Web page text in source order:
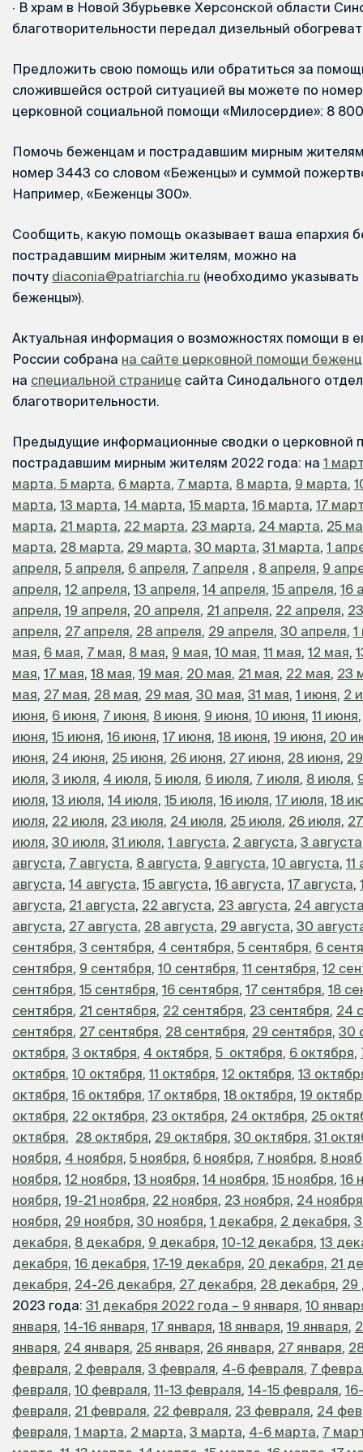
· В храм в Новой Збурьевке Херсонской области
благотворительности передал дизельный
Предложить свою помощь или обратиться за
сложившейся острой ситуацией вы можете по
церковной социальной помощи «Милосердие»: 8
Помочь беженцам и пострадавшим мирным
номер 3443 со словом «Беженцы» и суммой
Например, «Беженцы 300».
Сообщить, какую помощь оказывает ваша епархия
пострадавшим мирным жителям, можно на
почту diaconia@patriarchia.ru (необходимо
беженцы»).
Актуальная информация о возможностях помощи в
России собрана на сайте церковной помощи
на специальной странице сайта Синодального
благотворительности.
Предыдущие информационные сводки о церковной
пострадавшим мирным жителям 2022 года: на 1
марта, 5 марта, 6 марта, 7 марта, 8 марта, 9 марта,
марта, 13 марта, 14 марта, 15 марта, 16 марта, 17
марта, 21 марта, 22 марта, 23 марта, 24 марта, 25
марта, 28 марта, 29 марта, 30 марта, 31 марта, 1
апреля, 5 апреля, 6 апреля, 7 апреля , 8 апреля, 9
апреля, 12 апреля, 13 апреля, 14 апреля, 15 апреля, 16
апреля, 19 апреля, 20 апреля, 21 апреля, 22 апреля,
апреля, 27 апреля, 28 апреля, 29 апреля, 30 апреля, 1
мая, 6 мая, 7 мая, 8 мая, 9 мая, 10 мая, 11 мая, 12 мая,
мая, 17 мая, 18 мая, 19 мая, 20 мая, 21 мая, 22 мая, 23
мая, 27 мая, 28 мая, 29 мая, 30 мая, 31 мая, 1 июня, 2
июня, 6 июня, 7 июня, 8 июня, 9 июня, 10 июня, 11 июня
июня, 15 июня, 16 июня, 17 июня, 18 июня, 19 июня, 20
июня, 24 июня, 25 июня, 26 июня, 27 июня, 28 июня,
июля, 3 июля, 4 июля, 5 июля, 6 июля, 7 июля, 8 июля,
июля, 13 июля, 14 июля, 15 июля, 16 июля, 17 июля, 18
июля, 22 июля, 23 июля, 24 июля, 25 июля, 26 июля,
июля, 30 июля, 31 июля, 1 августа, 2 августа, 3 августа
августа, 7 августа, 8 августа, 9 августа, 10 августа, 11
августа, 14 августа, 15 августа, 16 августа, 17 августа,
августа, 21 августа, 22 августа, 23 августа, 24
августа, 27 августа, 28 августа, 29 августа, 30
сентября, 3 сентября, 4 сентября, 5 сентября, 6
сентября, 9 сентября, 10 сентября, 11 сентября, 12
сентября, 15 сентября, 16 сентября, 17 сентября, 18
сентября, 21 сентября, 22 сентября, 23 сентября, 24
сентября, 27 сентября, 28 сентября, 29 сентября, 30
октября, 3 октября, 4 октября, 5 октября, 6 октября,
октября, 10 октября, 11 октября, 12 октября, 13
октября, 16 октября, 17 октября, 18 октября, 19
октября, 22 октября, 23 октября, 24 октября, 25
октября, 28 октября, 29 октября, 30 октября, 31
ноября, 4 ноября, 5 ноября, 6 ноября, 7 ноября, 8
ноября, 12 ноября, 13 ноября, 14 ноября, 15 ноября, 16
ноября, 19-21 ноября, 22 ноября, 23 ноября, 24 ноября
ноября, 29 ноября, 30 ноября, 1 декабря, 2 декабря,
декабря, 8 декабря, 9 декабря, 10-12 декабря, 13
декабря, 16 декабря, 17-19 декабря, 20 декабря, 21
декабря, 24-26 декабря, 27 декабря, 28 декабря, 29
2023 года: 31 декабря 2022 года – 9 января, 10
января, 14-16 января, 17 января, 18 января, 19 января,
января, 24 января, 25 января, 26 января, 27 января,
февраля, 2 февраля, 3 февраля, 4-6 февраля, 7
февраля, 10 февраля, 11-13 февраля, 14-15 февраля,
февраля, 21 февраля, 22 февраля, 23 февраля, 24
февраля, 1 марта, 2 марта, 3 марта, 4-6 марта, 7